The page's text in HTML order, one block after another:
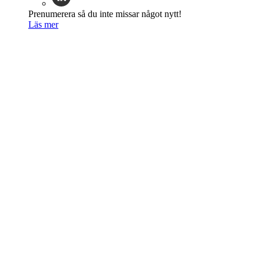
Prenumerera så du inte missar något nytt!
Läs mer